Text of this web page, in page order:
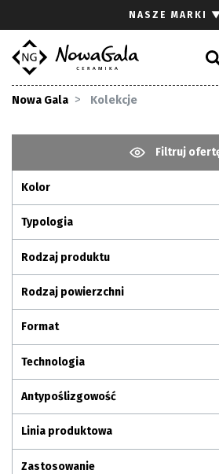
NASZE MARKI
Nowa Gala Kolekcje
Filtruj
Kolor
Typologia
Rodzaj produktu
Rodzaj powierzchni
Format
Technologia
Antypoślizgowość
Linia produktowa
Zastosowanie
Gdzie
Pliki do
Kariera
Kontakt